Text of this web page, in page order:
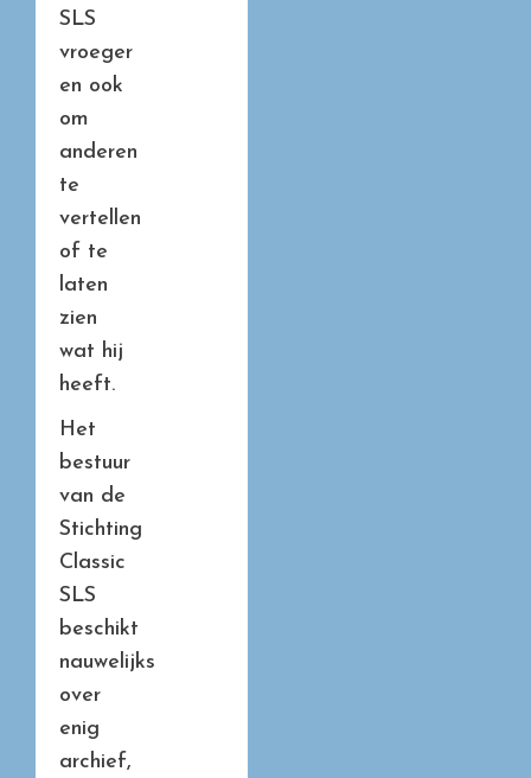
SLS
vroeger
en ook
om
anderen
te
vertellen
of te
laten
zien
wat hij
heeft.
Het
bestuur
van de
Stichting
Classic
SLS
beschikt
nauwelijks
over
enig
archief,